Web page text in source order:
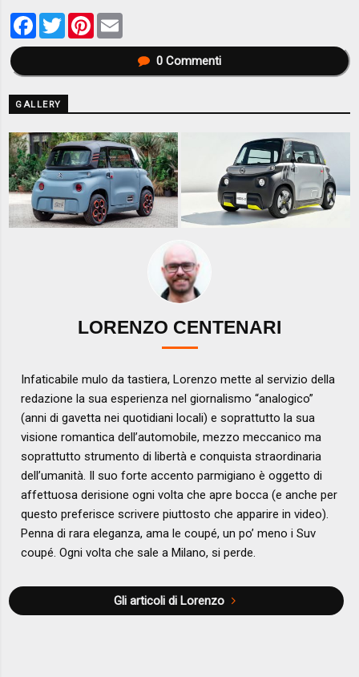
Facebook
TwitterPinterest
0Commenti
GALLERY
LORENZO CENTENARI
Infaticabile mulo da tastiera, Lorenzo mette al servizio della
redazione la sua esperienza nel giornalismo “analogico”
(anni di gavetta nei quotidiani locali) e soprattutto la sua
visione romantica dell’automobile, mezzo meccanico ma
soprattutto strumento di libertà e conquista straordinaria
dell’umanità. Il suo forte accento parmigiano è oggetto di
affettuosa derisione ogni volta che apre bocca (e anche per
questo preferisce scrivere piuttosto che apparire in video).
Penna di rara eleganza, ama le coupé, un po’ meno i Suv
coupé. Ogni volta che sale a Milano, si perde.
Gli articoli di Lorenzo